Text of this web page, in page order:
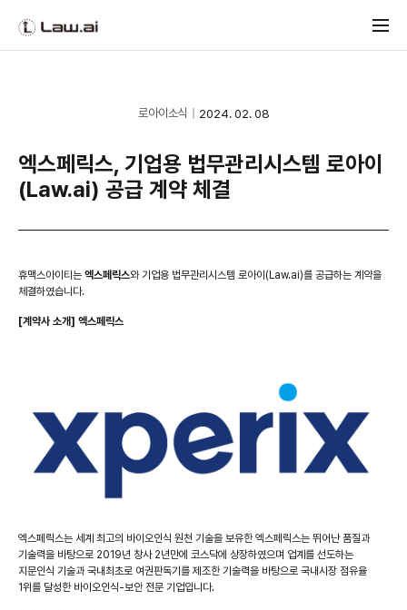
로아이소식 2024. 02. 08
엑스페릭스, 기업용 법무관리시스템 로아이
(Law.ai) 공급 계약 체결
휴맥스아이티는 엑스페릭스와 기업용 법무관리시스템 로아이(Law.ai)를 공급하는 계약을
체결하였습니다.
[계약사 소개] 엑스페릭스
엑스페릭스는 세계 최고의 바이오인식 원천 기술을 보유한 엑스페릭스는 뛰어난 품질과
기술력을 바탕으로 2019년 창사 2년만에 코스닥에 상장하였으며 업계를 선도하는
지문인식 기술과 국내최초로 여권판독기를 제조한 기술력을 바탕으로 국내시장 점유율
1위를 달성한 바이오인식-보안 전문 기업입니다.